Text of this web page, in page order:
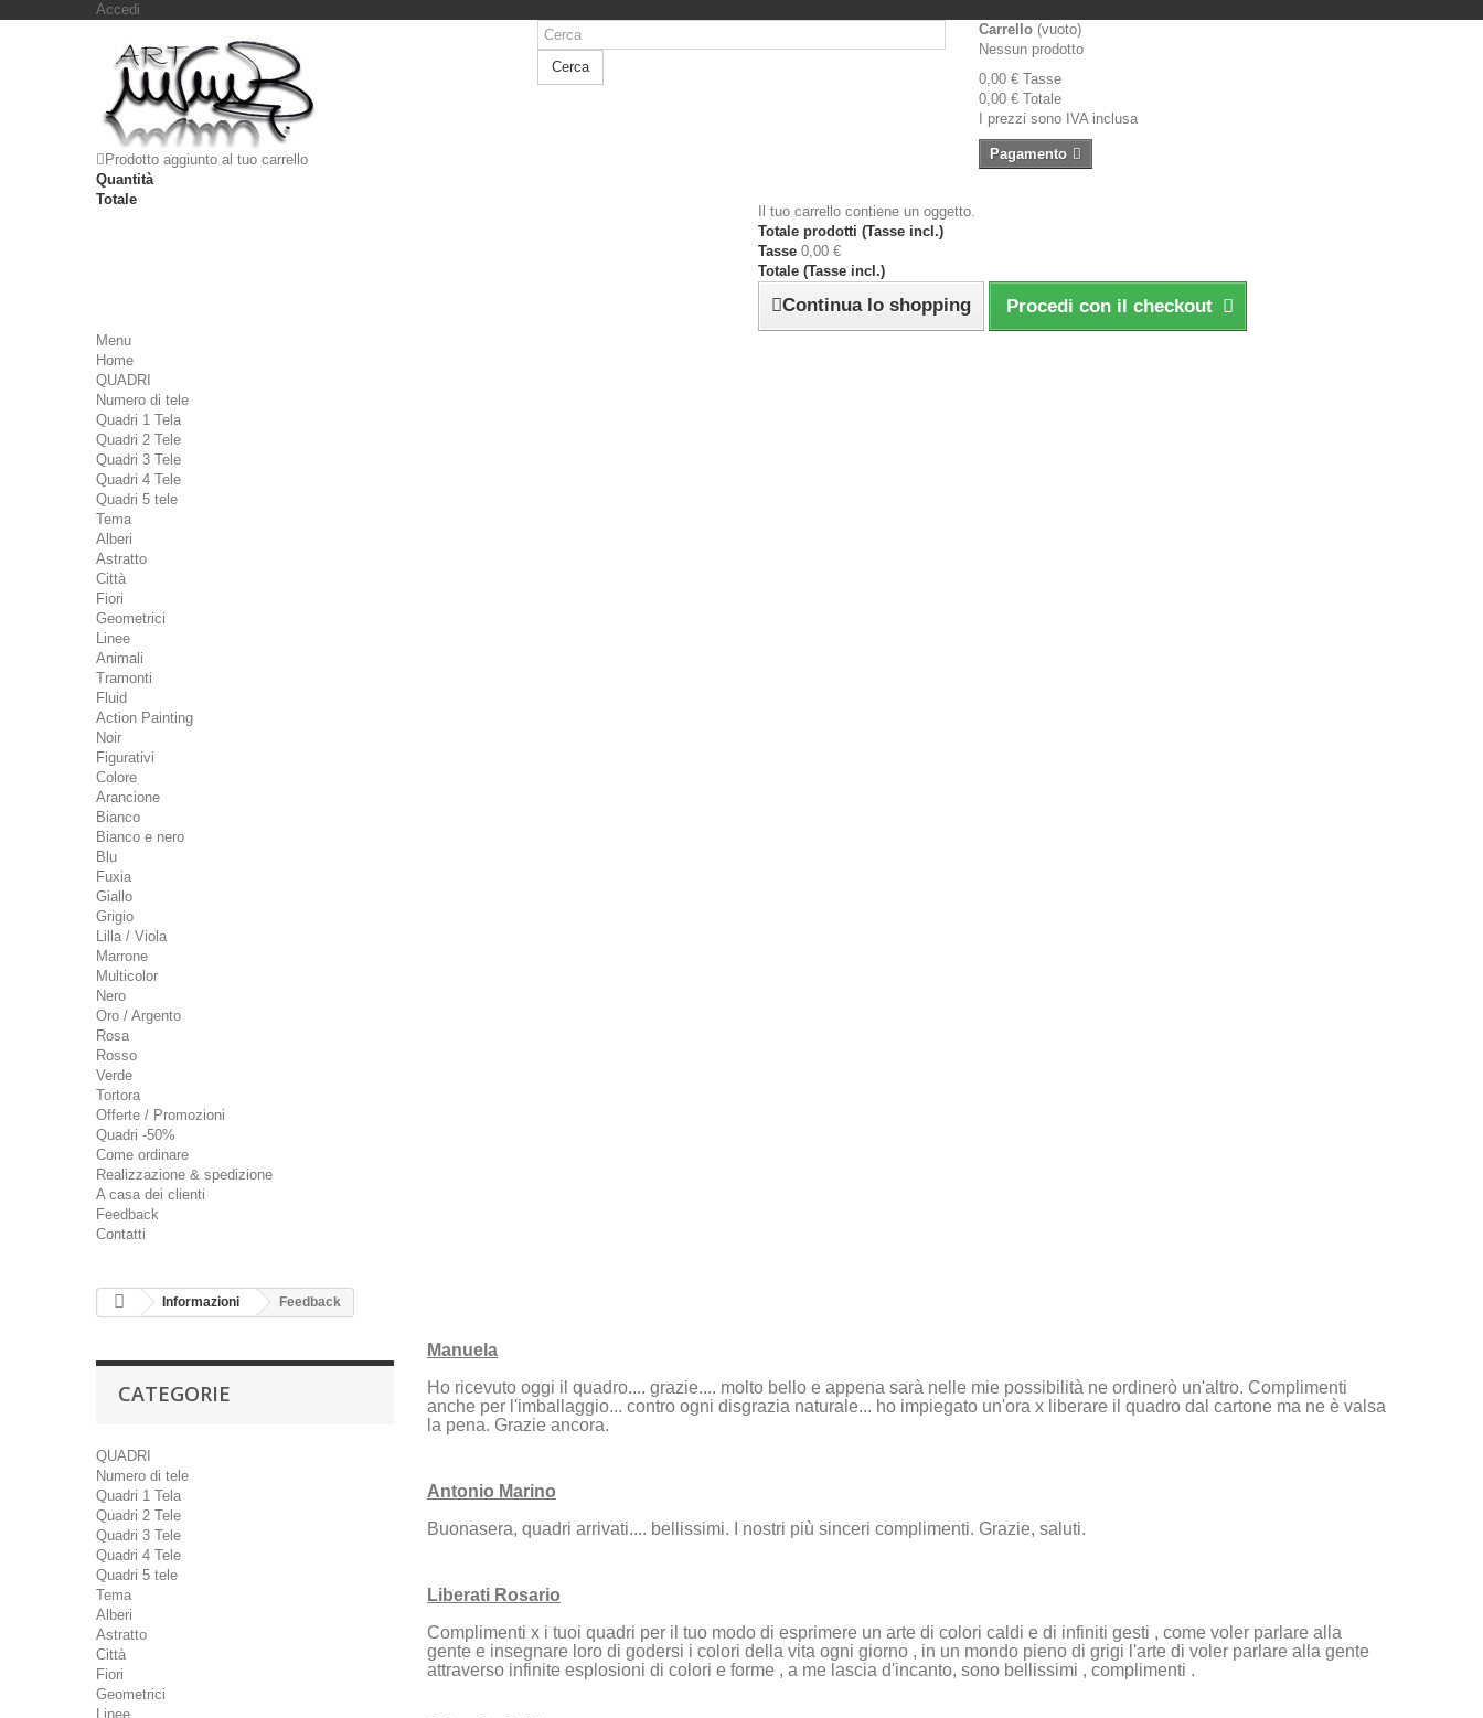
Accedi
Cerca
Carrello (vuoto)
Nessun prodotto
0,00 € Tasse
0,00 € Totale
I prezzi sono IVA inclusa
Pagamento
Prodotto aggiunto al tuo carrello
Quantità
Totale
Il tuo carrello contiene un oggetto.
Totale prodotti (Tasse incl.)
Tasse 0,00 €
Totale (Tasse incl.)
Continua lo shopping Procedi con il checkout
Menu
Home
QUADRI
Numero di tele
Quadri 1 Tela
Quadri 2 Tele
Quadri 3 Tele
Quadri 4 Tele
Quadri 5 tele
Tema
Alberi
Astratto
Città
Fiori
Geometrici
Linee
Animali
Tramonti
Fluid
Action Painting
Noir
Figurativi
Colore
Arancione
Bianco
Bianco e nero
Blu
Fuxia
Giallo
Grigio
Lilla / Viola
Marrone
Multicolor
Nero
Oro / Argento
Rosa
Rosso
Verde
Tortora
Offerte / Promozioni
Quadri -50%
Come ordinare
Realizzazione & spedizione
A casa dei clienti
Feedback
Contatti
Informazioni Feedback
CATEGORIE
QUADRI
Numero di tele
Quadri 1 Tela
Quadri 2 Tele
Quadri 3 Tele
Quadri 4 Tele
Quadri 5 tele
Tema
Alberi
Astratto
Città
Fiori
Geometrici
Linee
Manuela
Ho ricevuto oggi il quadro.... grazie.... molto bello e appena sarà nelle mie possibilità ne ordinerò un'altro. Complimenti
anche per l'imballaggio... contro ogni disgrazia naturale... ho impiegato un'ora x liberare il quadro dal cartone ma ne è valsa
la pena. Grazie ancora.
Antonio Marino
Buonasera, quadri arrivati.... bellissimi. I nostri più sinceri complimenti. Grazie, saluti.
Liberati Rosario
Complimenti x i tuoi quadri per il tuo modo di esprimere un arte di colori caldi e di infiniti gesti , come voler parlare alla
gente e insegnare loro di godersi i colori della vita ogni giorno , in un mondo pieno di grigi l'arte di voler parlare alla gente
attraverso infinite esplosioni di colori e forme , a me lascia d'incanto, sono bellissimi , complimenti .